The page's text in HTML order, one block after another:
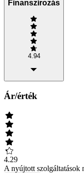
Finanszírozás
4.94
Ár/érték
4.29
A nyújtott szolgáltatások